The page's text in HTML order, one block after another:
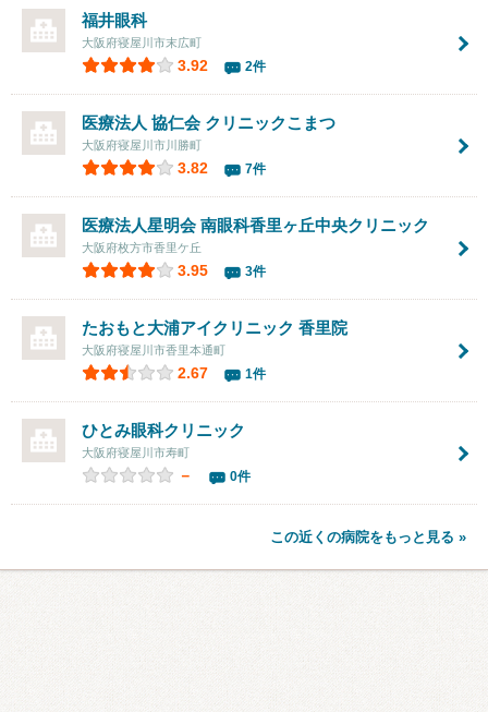
福井眼科
大阪府寝屋川市末広町
3.92 2件
医療法人 協仁会 クリニックこまつ
大阪府寝屋川市川勝町
3.82 7件
医療法人星明会 南眼科香里ヶ丘中央クリニック
大阪府枚方市香里ケ丘
3.95 3件
たおもと大浦アイクリニック 香里院
大阪府寝屋川市香里本通町
2.67 1件
ひとみ眼科クリニック
大阪府寝屋川市寿町
－ 0件
この近くの病院をもっと見る »